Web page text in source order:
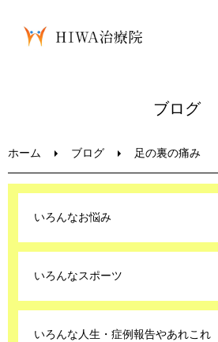
LINEお問い合わせ
ブログ
ホーム ブログ 足の裏の痛み
いろんなお悩み
いろんなスポーツ
いろんな人生・症例報告やあれこれ